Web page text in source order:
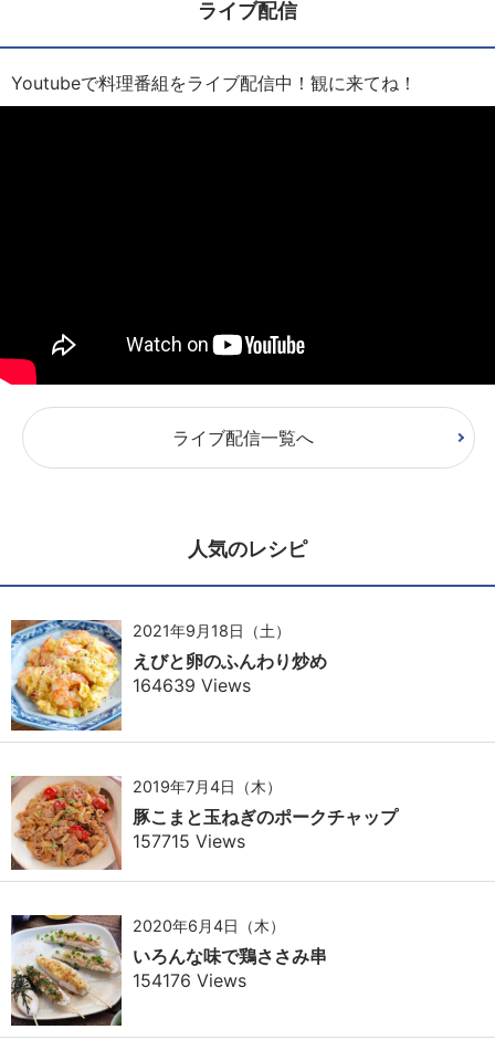
ライブ配信
Youtubeで料理番組をライブ配信中！観に来てね！
ライブ配信一覧へ
人気のレシピ
2021年9月18日（土）
えびと卵のふんわり炒め
164639 Views
2019年7月4日（木）
豚こまと玉ねぎのポークチャップ
157715 Views
2020年6月4日（木）
いろんな味で鶏ささみ串
154176 Views